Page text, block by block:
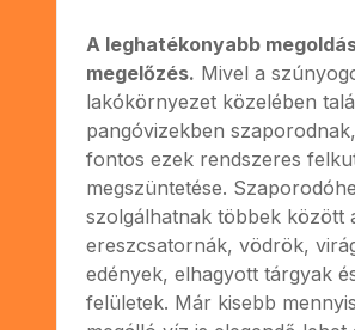
A leghatékonyabb
megelőzés. Mivel a
lakókörnyezet közelében
pangóvizekben
fontos ezek rendszeres
megszüntetése.
szolgálhatnak többek között
ereszcsatornák, vödrök,
edények, elhagyott tárgyak
felületek. Már kisebb